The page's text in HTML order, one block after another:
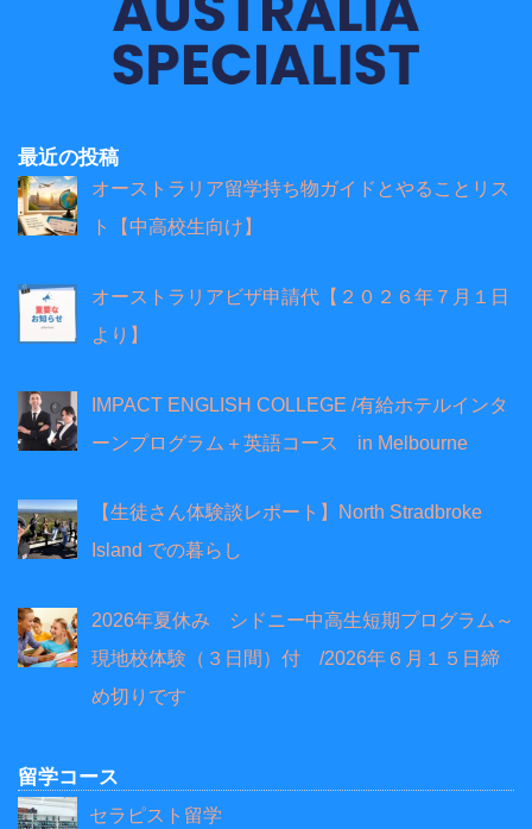
最近の投稿
オーストラリア留学持ち物ガイドとやることリス
ト【中高校生向け】
オーストラリアビザ申請代【２０２６年７月１日
より】
IMPACT ENGLISH COLLEGE /有給ホテルインタ
ーンプログラム＋英語コース in Melbourne
【生徒さん体験談レポート】North Stradbroke
Island での暮らし
2026年夏休み シドニー中高生短期プログラム～
現地校体験（３日間）付 /2026年６月１５日締
め切りです
留学コース
セラピスト留学